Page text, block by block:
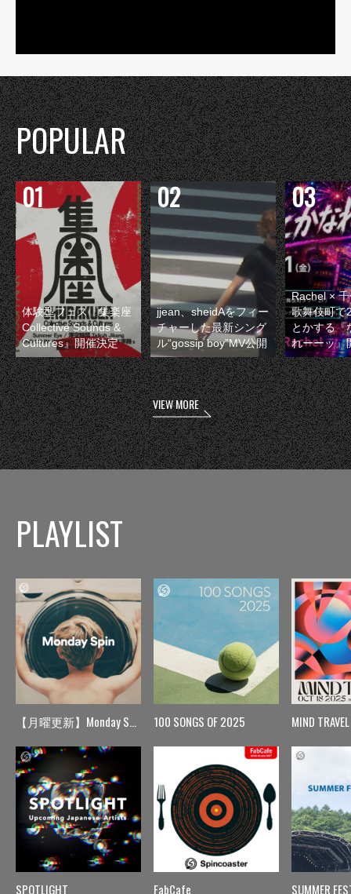
POPULAR
体験型フェス『集楽座
Collective Sounds &
Cultures』開催決定
jjean、sheidAをフィー
チャーした最新シング
ル“gossip boy”MV公開
Rachel ×
歌舞伎町で
とかする『
れーーッ』
VIEW MORE
PLAYLIST
【月曜更新】Monday Spin
SPOTLIGHT
100 SONGS OF 2025
FabCafe
MIND TRAVEL
SUMMER